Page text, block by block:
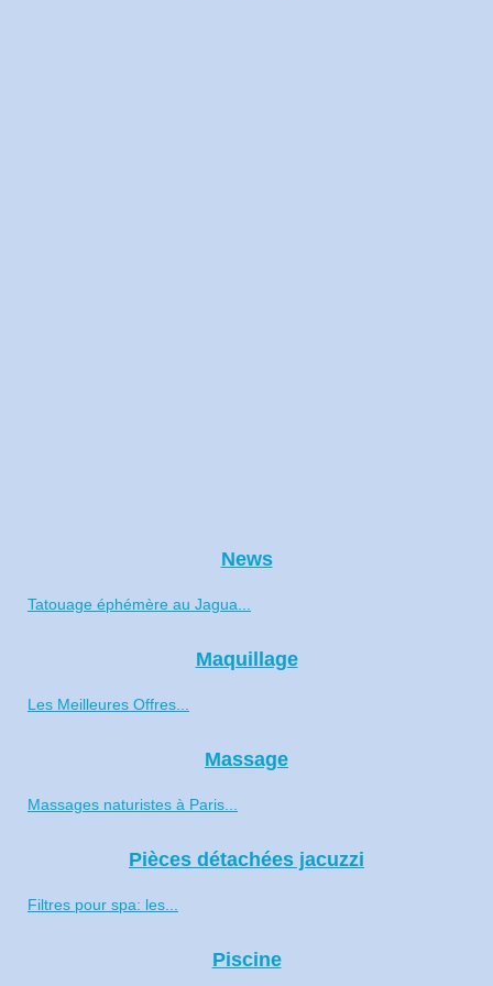
News
Tatouage éphémère au Jagua...
Maquillage
Les Meilleures Offres...
Massage
Massages naturistes à Paris...
Pièces détachées jacuzzi
Filtres pour spa: les...
Piscine